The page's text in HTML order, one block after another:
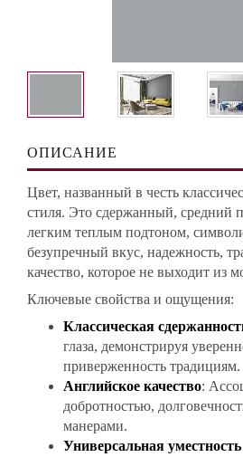
ОПИСАНИЕ
Цвет, названный в честь
стиля. Это сдержанный, средний
легким теплым подтоном,
безупречный вкус, надежность,
качество, которое не выходит из
Ключевые свойства и ощущения:
Классическая
глаза, демонстрируя
приверженность традициям.
Английское качество:
добротностью,
манерами.
Универсальная уместность